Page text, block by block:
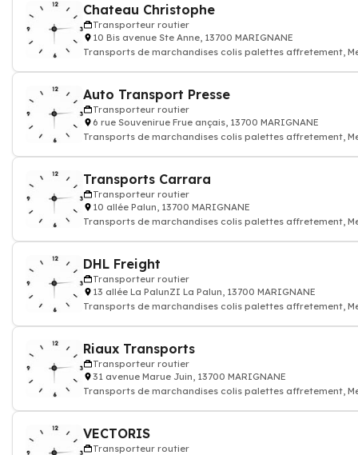
Chateau Christophe
Transporteur routier
10 Bis avenue Ste Anne, 13700 MARIGNANE
Transports de marchandises colis palettes affretement,
Auto Transport Presse
Transporteur routier
6 rue Souvenirue Frue ançais, 13700 MARIGNANE
Transports de marchandises colis palettes affretement,
Transports Carrara
Transporteur routier
10 allée Palun, 13700 MARIGNANE
Transports de marchandises colis palettes affretement,
DHL Freight
Transporteur routier
13 allée La PalunZI La Palun, 13700 MARIGNANE
Transports de marchandises colis palettes affretement,
Riaux Transports
Transporteur routier
31 avenue Marue Juin, 13700 MARIGNANE
Transports de marchandises colis palettes affretement,
VECTORIS
Transporteur routier